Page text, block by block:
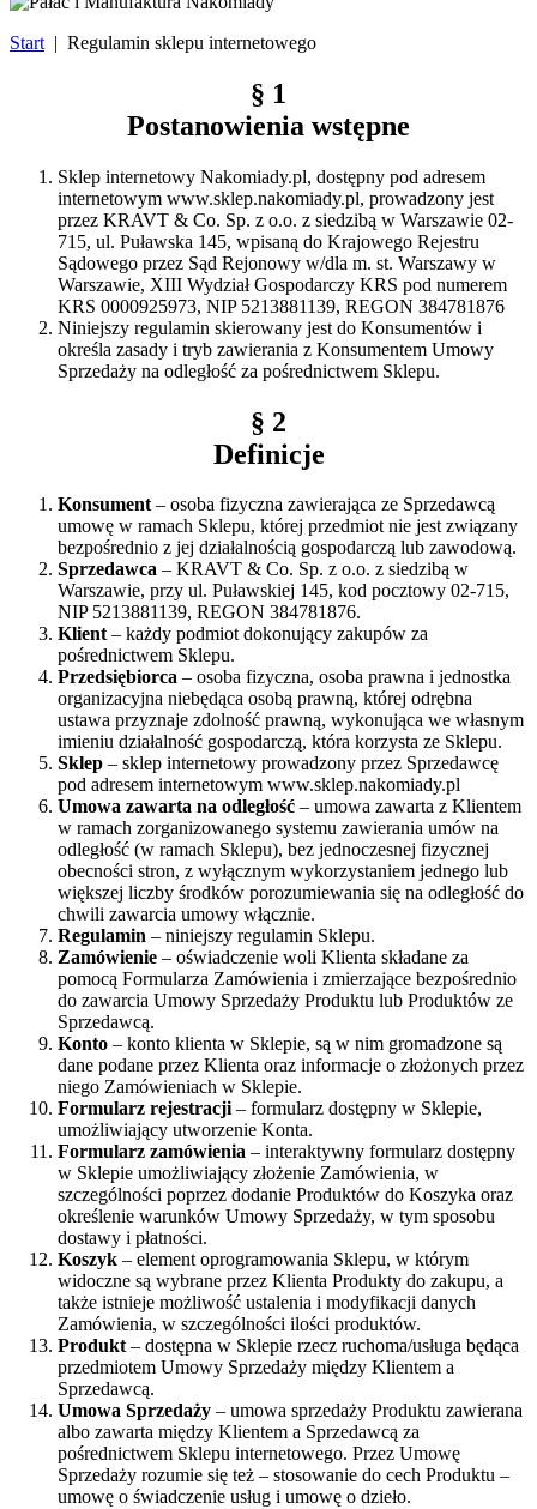
Start | Regulamin sklepu internetowego
§ 1
Postanowienia wstępne
Sklep internetowy Nakomiady.pl, dostępny pod adresem
internetowym www.sklep.nakomiady.pl, prowadzony jest
przez KRAVT & Co. Sp. z o.o. z siedzibą w Warszawie 02-
715, ul. Puławska 145, wpisaną do Krajowego Rejestru
Sądowego przez Sąd Rejonowy w/dla m. st. Warszawy w
Warszawie, XIII Wydział Gospodarczy KRS pod numerem
KRS 0000925973, NIP 5213881139, REGON 384781876
Niniejszy regulamin skierowany jest do Konsumentów i
określa zasady i tryb zawierania z Konsumentem Umowy
Sprzedaży na odległość za pośrednictwem Sklepu.
§ 2
Definicje
Konsument– osoba fizyczna zawierająca ze Sprzedawcą
umowę w ramach Sklepu, której przedmiot nie jest związany
bezpośrednio z jej działalnością gospodarczą lub zawodową.
Sprzedawca – KRAVT & Co. Sp. z o.o. z siedzibą w
Warszawie, przy ul. Puławskiej 145, kod pocztowy 02-715,
NIP 5213881139, REGON 384781876.
Klient– każdy podmiot dokonujący zakupów za
pośrednictwem Sklepu.
Przedsiębiorca – osoba fizyczna, osoba prawna i jednostka
organizacyjna niebędąca osobą prawną, której odrębna
ustawa przyznaje zdolność prawną, wykonująca we własnym
imieniu działalność gospodarczą, która korzysta ze Sklepu.
Sklep – sklep internetowy prowadzony przez Sprzedawcę
pod adresem internetowym www.sklep.nakomiady.pl
Umowa zawarta na odległość – umowa zawarta z Klientem
w ramach zorganizowanego systemu zawierania umów na
odległość (w ramach Sklepu), bez jednoczesnej fizycznej
obecności stron, z wyłącznym wykorzystaniem jednego lub
większej liczby środków porozumiewania się na odległość do
chwili zawarcia umowy włącznie.
Regulamin – niniejszy regulamin Sklepu.
Zamówienie – oświadczenie woli Klienta składane za
pomocą Formularza Zamówienia i zmierzające bezpośrednio
do zawarcia Umowy Sprzedaży Produktu lub Produktów ze
Sprzedawcą.
Konto – konto klienta w Sklepie, są w nim gromadzone są
dane podane przez Klienta oraz informacje o złożonych przez
niego Zamówieniach w Sklepie.
Formularz rejestracji– formularz dostępny w Sklepie,
umożliwiający utworzenie Konta.
Formularz zamówienia – interaktywny formularz dostępny
w Sklepie umożliwiający złożenie Zamówienia, w
szczególności poprzez dodanie Produktów do Koszyka oraz
określenie warunków Umowy Sprzedaży, w tym sposobu
dostawy i płatności.
Koszyk – element oprogramowania Sklepu, w którym
widoczne są wybrane przez Klienta Produkty do zakupu, a
także istnieje możliwość ustalenia i modyfikacji danych
Zamówienia, w szczególności ilości produktów.
Produkt– dostępna w Sklepie rzecz ruchoma/usługa będąca
przedmiotem Umowy Sprzedaży między Klientem a
Sprzedawcą.
Umowa Sprzedaży – umowa sprzedaży Produktu zawierana
albo zawarta między Klientem a Sprzedawcą za
pośrednictwem Sklepu internetowego. Przez Umowę
Sprzedaży rozumie się też – stosowanie do cech Produktu –
umowę o świadczenie usług i umowę o dzieło.